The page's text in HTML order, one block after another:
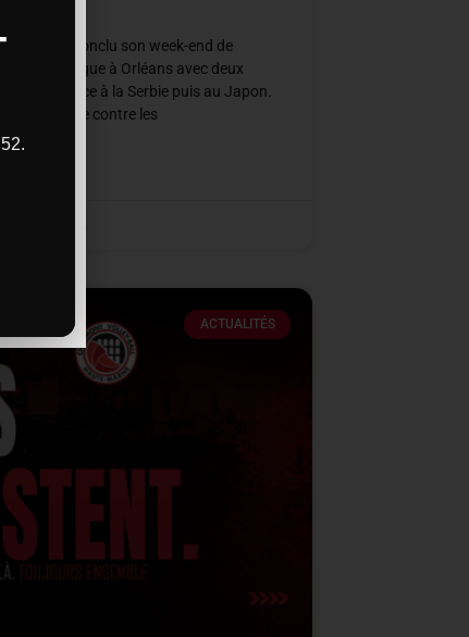
France a conclu son week-end de
League à Orléans avec deux
intenses face à la Serbie puis au Japon.
victoire nette contre les
»
ACTUALITÉS